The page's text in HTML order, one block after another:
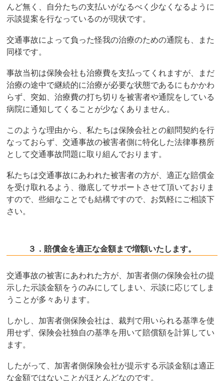
んど無く、自分たちの支払いがなるべく少なくなるように
示談提案を行なっているのが現状です。
交通事故によって負った怪我の治療のための通院も、また
同様です。
事故当初は保険会社も治療費を支払ってくれますが、まだ
治療の途中で継続的に治療が必要な状態であるにもかかわ
らず、突如、治療費の打ち切りを被害者や通院をしている
病院に通知してくることが少なくありません。
このような理由から、私たちは保険会社との顧問契約を行
なっておらず、交通事故の被害者側に特化した法律事務所
として交通事故問題に取り組んでおります。
私たちは交通事故にあわれた被害者の方が、適正な賠償金
を受け取れるよう、徹底してサポートさせて頂いておりま
すので、些細なことでも結構ですので、お気軽にご相談下
さい。
３．賠償金を適正な金額まで増額いたします。
交通事故の被害にあわれた方が、加害者側の保険会社の提
示した示談金額をうのみにしてしまい、示談に応じてしま
うことが多々あります。
しかし、加害者側保険会社は、裁判で用いられる基準を使
用せず、保険会社独自の基準を用いて賠償額を計算してい
ます。
したがって、加害者側保険会社が提示する示談金額は適正
な金額ではないことがほとんどなのです。